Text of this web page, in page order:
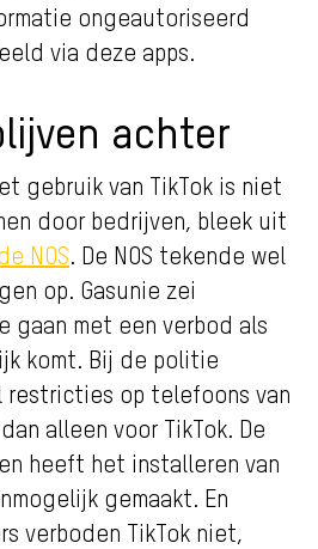
ongeautoriseerd
via deze apps.
achter
gebruik van TikTok is niet
door bedrijven, bleek uit
NOS. De NOS tekende wel
op. Gasunie zei
gaan met een verbod als
komt. Bij de politie
restricties op telefoons van
alleen voor TikTok. De
heeft het installeren van
gemaakt. En
verboden TikTok niet,